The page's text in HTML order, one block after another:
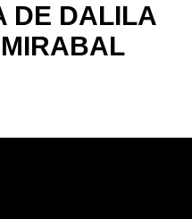
DE DALILA